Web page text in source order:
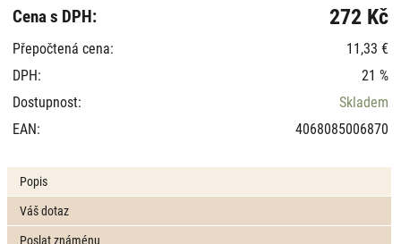
Cena s DPH: 272 Kč
Přepočtená cena:
11,33 €
DPH:
21 %
Dostupnost:
Skladem
EAN:
4068085006870
Popis
Váš dotaz
Poslat známénu